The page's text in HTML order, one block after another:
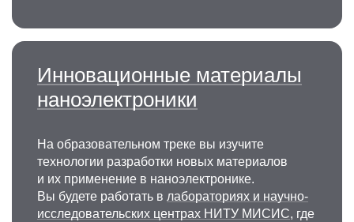
магнетизма и магнитных явлений, физическое
магнитотвёрдых материалов, магнитные
методы получения и технологии аморфных,
магнитотвёрдых материалов.
+7 495 955-01-33
savchenko@misis.ru
Инновационные материалы
наноэлектроники
На образовательном треке вы изучите
технологии разработки новых материалов
и их применение в наноэлектронике.
Вы будете работать в лабораториях и научно-
исследовательских центрах НИТУ МИСИС, где